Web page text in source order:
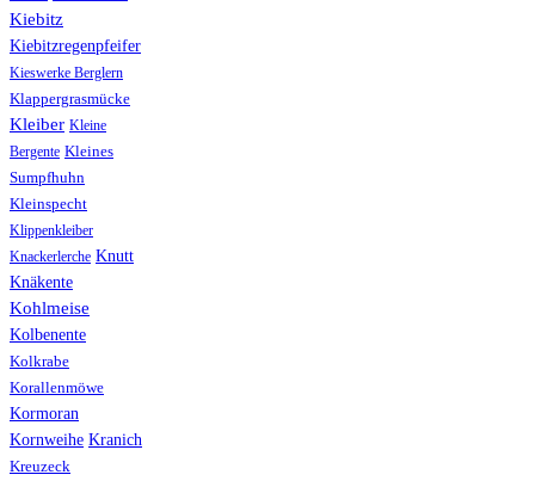
Kiebitz
Kiebitzregenpfeifer
Kieswerke Berglern
Klappergrasmücke
Kleiber Kleine
Bergente Kleines
Sumpfhuhn
Kleinspecht
Klippenkleiber
Knackerlerche Knutt
Knäkente
Kohlmeise
Kolbenente
Kolkrabe
Korallenmöwe
Kormoran
Kornweihe Kranich
Kreuzeck